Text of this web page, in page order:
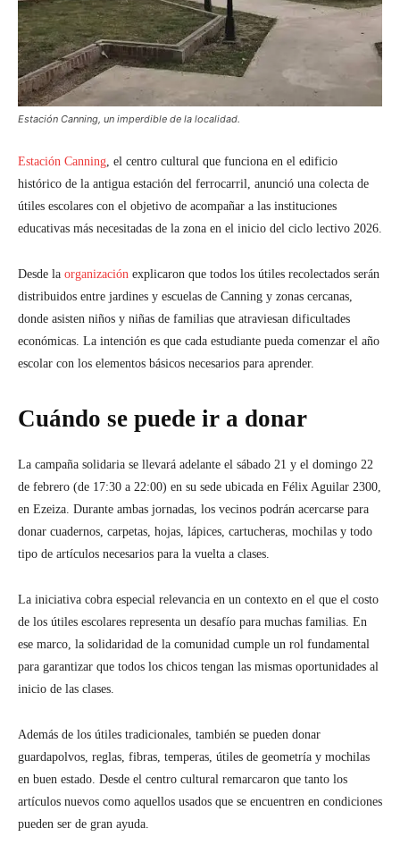
Estación Canning, un imperdible de la localidad.
Estación Canning, el centro cultural que funciona en el edificio
histórico de la antigua estación del ferrocarril, anunció una colecta de
útiles escolares con el objetivo de acompañar a las instituciones
educativas más necesitadas de la zona en el inicio del ciclo lectivo 2026.
Desde la organización explicaron que todos los útiles recolectados serán
distribuidos entre jardines y escuelas de Canning y zonas cercanas,
donde asisten niños y niñas de familias que atraviesan dificultades
económicas. La intención es que cada estudiante pueda comenzar el año
escolar con los elementos básicos necesarios para aprender.
Cuándo se puede ir a donar
La campaña solidaria se llevará adelante el sábado 21 y el domingo 22
de febrero (de 17:30 a 22:00) en su sede ubicada en Félix Aguilar 2300,
en Ezeiza. Durante ambas jornadas, los vecinos podrán acercarse para
donar cuadernos, carpetas, hojas, lápices, cartucheras, mochilas y todo
tipo de artículos necesarios para la vuelta a clases.
La iniciativa cobra especial relevancia en un contexto en el que el costo
de los útiles escolares representa un desafío para muchas familias. En
ese marco, la solidaridad de la comunidad cumple un rol fundamental
para garantizar que todos los chicos tengan las mismas oportunidades al
inicio de las clases.
Además de los útiles tradicionales, también se pueden donar
guardapolvos, reglas, fibras, temperas, útiles de geometría y mochilas
en buen estado. Desde el centro cultural remarcaron que tanto los
artículos nuevos como aquellos usados que se encuentren en condiciones
pueden ser de gran ayuda.